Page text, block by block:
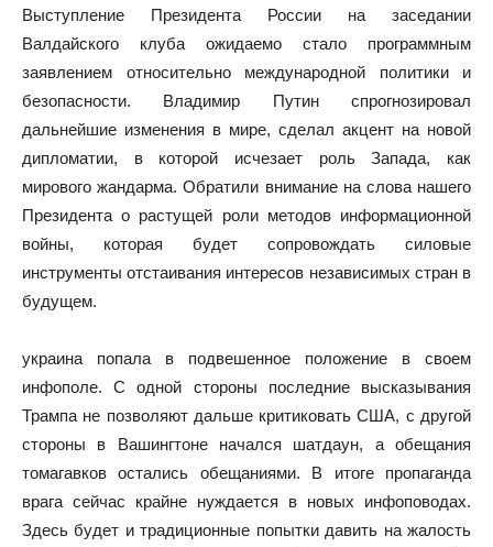
Выступление Президента России на заседании
Валдайского клуба ожидаемо стало программным
заявлением относительно международной политики и
безопасности. Владимир Путин спрогнозировал
дальнейшие изменения в мире, сделал акцент на новой
дипломатии, в которой исчезает роль Запада, как
мирового жандарма. Обратили внимание на слова нашего
Президента о растущей роли методов информационной
войны, которая будет сопровождать силовые
инструменты отстаивания интересов независимых стран в
будущем.
украина попала в подвешенное положение в своем
инфополе. С одной стороны последние высказывания
Трампа не позволяют дальше критиковать США, с другой
стороны в Вашингтоне начался шатдаун, а обещания
томагавков остались обещаниями. В итоге пропаганда
врага сейчас крайне нуждается в новых инфоповодах.
Здесь будет и традиционные попытки давить на жалость